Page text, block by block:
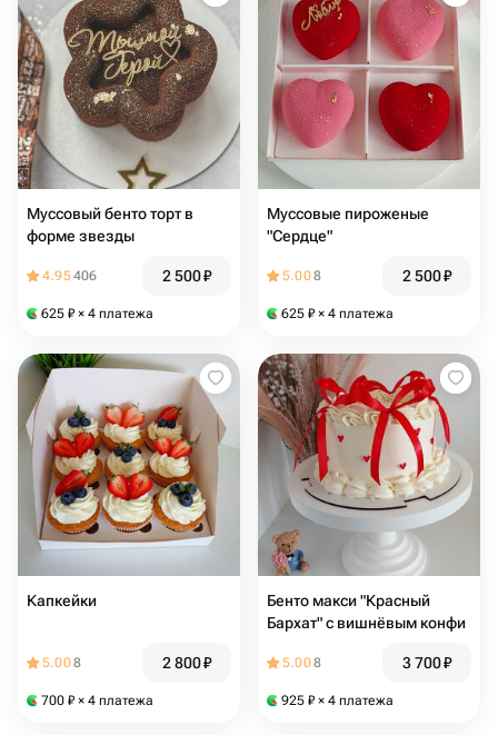
Муссовый бенто торт в
форме звезды
4.95406 2 500₽
625 ₽ × 4 платежа
Муссовые пироженые
"Сердце"
5.008 2 500₽
625 ₽ × 4 платежа
Капкейки
5.008 2 800₽
700 ₽ × 4 платежа
Бенто макси "Красный
Бархат" с вишнёвым конфи
5.008 3 700₽
925 ₽ × 4 платежа